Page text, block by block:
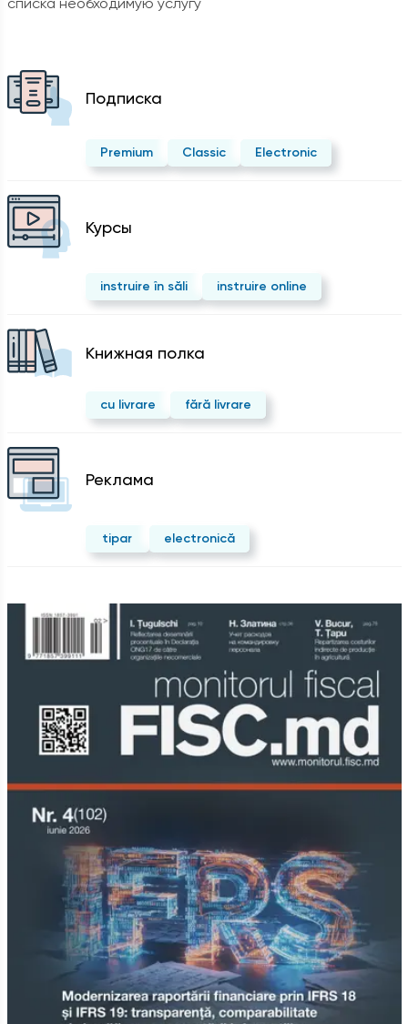
Подписка
Premium Classic Electronic
Курсы
instruire în săli instruire online
Kнижная полка
cu livrare fără livrare
Реклама
tipar electronică